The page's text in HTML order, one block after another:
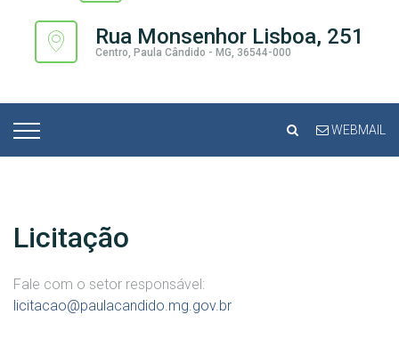
Rua Monsenhor Lisboa, 251
Centro, Paula Cândido - MG, 36544-000
WEBMAIL
Licitação
Fale com o setor responsável:
licitacao@paulacandido.mg.gov.br